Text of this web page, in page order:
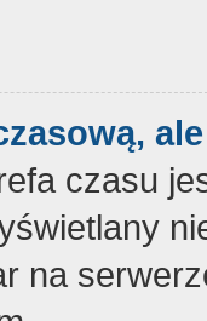
czasu
na